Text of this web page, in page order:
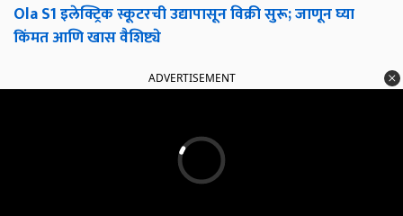
Ola S1 इलेक्ट्रिक स्कूटरची उद्यापासून विक्री सुरू; जाणून घ्या
किंमत आणि खास वैशिष्ट्ये
ADVERTISEMENT